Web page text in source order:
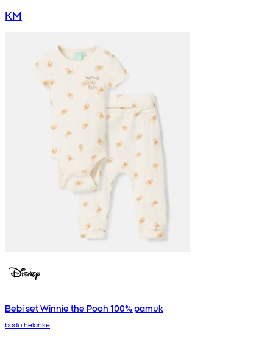
KM
Bebi set Winnie the Pooh 100% pamuk
bodi i helanke